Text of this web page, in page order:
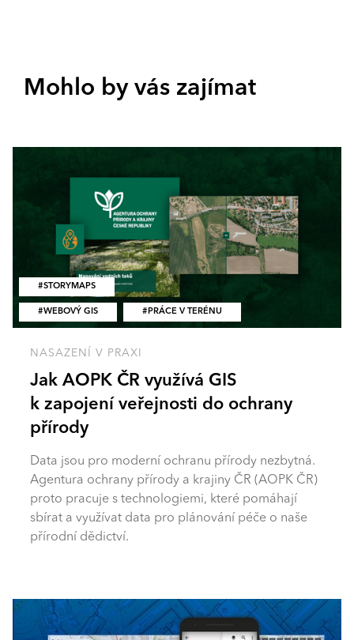
Mohlo by vás zajímat
WEBOVÝ GIS PRÁCE V TERÉNU
STORYMAPS
NASAZENÍ V PRAXI
Jak AOPK ČR využívá GIS
k zapojení veřejnosti do ochrany
přírody
Data jsou pro moderní ochranu přírody nezbytná.
Agentura ochrany přírody a krajiny ČR (AOPK ČR)
proto pracuje s technologiemi, které pomáhají
sbírat a využívat data pro plánování péče o naše
přírodní dědictví.